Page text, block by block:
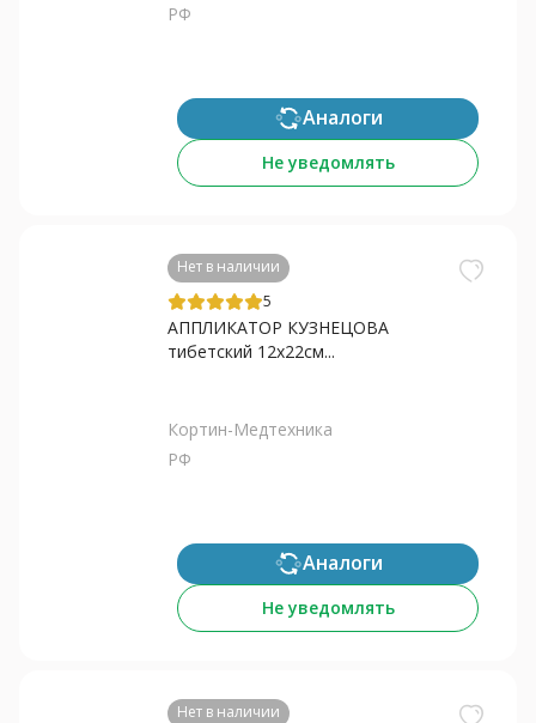
РФ
Аналоги
Не уведомлять
Нет в наличии
5
АППЛИКАТОР КУЗНЕЦОВА
тибетский 12х22см...
Кортин-Медтехника
РФ
Аналоги
Не уведомлять
Нет в наличии